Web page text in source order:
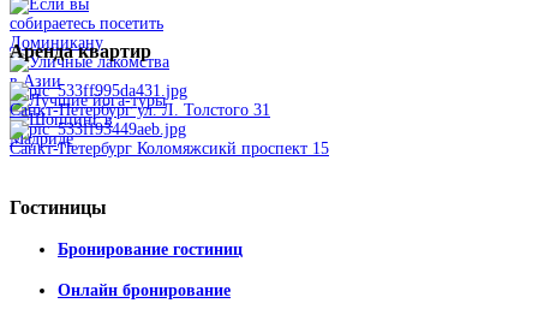
Арендаквартир
Санкт-Петербург ул. Л. Толстого 31
Санкт-Петербург Коломяжсикй проспект 15
Гостиницы
Бронирование гостиниц
Онлайн бронирование